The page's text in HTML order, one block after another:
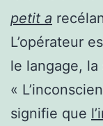
petit a
L’opérateur
le langage,
«
signifie que